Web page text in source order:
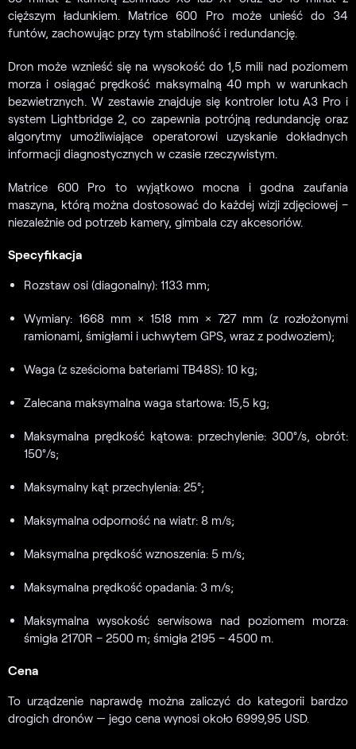
cięższym ładunkiem. Matrice 600 Pro może unieść do 34
funtów, zachowując przy tym stabilność i redundancję.
Dron może wznieść się na wysokość do 1,5 mili nad poziomem
morza i osiągać prędkość maksymalną 40 mph w warunkach
bezwietrznych. W zestawie znajduje się kontroler lotu A3 Pro i
system Lightbridge 2, co zapewnia potrójną redundancję oraz
algorytmy umożliwiające operatorowi uzyskanie dokładnych
informacji diagnostycznych w czasie rzeczywistym.
Matrice 600 Pro to wyjątkowo mocna i godna zaufania
maszyna, którą można dostosować do każdej wizji zdjęciowej –
niezależnie od potrzeb kamery, gimbala czy akcesoriów.
Specyfikacja
Rozstaw osi (diagonalny): 1133 mm;
Wymiary: 1668 mm × 1518 mm × 727 mm (z rozłożonymi
ramionami, śmigłami i uchwytem GPS, wraz z podwoziem);
Waga (z sześcioma bateriami TB48S): 10 kg;
Zalecana maksymalna waga startowa: 15,5 kg;
Maksymalna prędkość kątowa: przechylenie: 300°/s, obrót:
150°/s;
Maksymalny kąt przechylenia: 25°;
Maksymalna odporność na wiatr: 8 m/s;
Maksymalna prędkość wznoszenia: 5 m/s;
Maksymalna prędkość opadania: 3 m/s;
Maksymalna wysokość serwisowa nad poziomem morza:
śmigła 2170R – 2500 m; śmigła 2195 – 4500 m.
Cena
To urządzenie naprawdę można zaliczyć do kategorii bardzo
drogich dronów — jego cena wynosi około 6999,95 USD.